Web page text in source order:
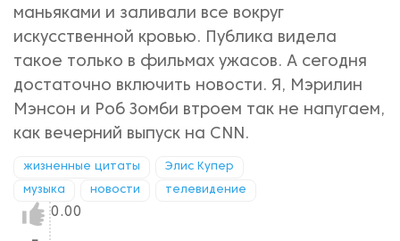
маньяками и заливали все вокруг
искусственной кровью. Публика видела
такое только в фильмах ужасов. А сегодня
достаточно включить новости. Я, Мэрилин
Мэнсон и Роб Зомби втроем так не напугаем,
как вечерний выпуск на CNN.
жизненные цитаты Элис Купер
музыка новости телевидение
Нравится!
0.00